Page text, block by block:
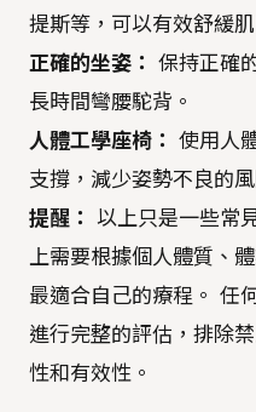
提斯等，可以有效舒緩
正確的坐姿： 保持正確
長時間彎腰駝背。
人體工學座椅： 使用人
支撐，減少姿勢不良的風
提醒： 以上只是一些常
上需要根據個人體質、
最適合自己的療程。 任
進行完整的評估，排除
性和有效性。